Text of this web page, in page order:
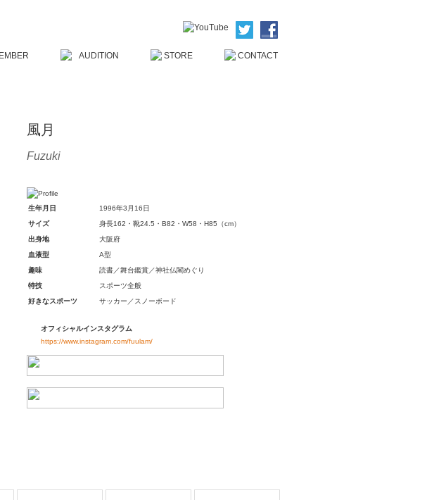
風月
Fuzuki
生年月日
1996年3⽉16⽇
サイズ
身長162・靴24.5・B82・W58・H85（cm）
出身地
大阪府
血液型
A型
趣味
読書／舞台鑑賞／神社仏閣めぐり
特技
スポーツ全般
好きなスポーツ
サッカー／スノーボード
オフィシャルインスタグラム
https://www.instagram.com/fuulam/